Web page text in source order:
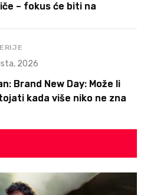
– fokus će biti na
2026
Brand New Day: Može li
kada više niko ne zna